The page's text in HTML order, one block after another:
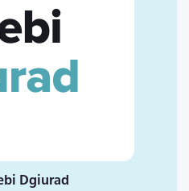
Dgiurad